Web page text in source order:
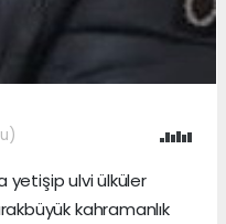
yetişip ulvi ülküler
kahramanlık